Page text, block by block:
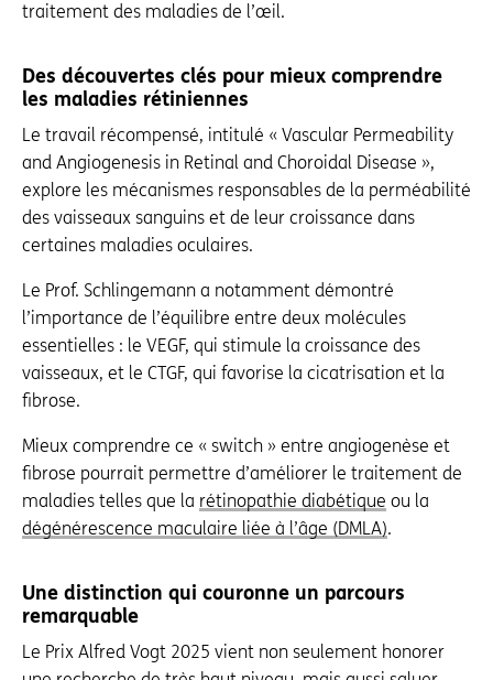
traitement des maladies de l’œil.
Des découvertes clés pour mieux comprendre
les maladies rétiniennes
Le travail récompensé, intitulé « Vascular Permeability
and Angiogenesis in Retinal and Choroidal Disease »,
explore les mécanismes responsables de la perméabilité
des vaisseaux sanguins et de leur croissance dans
certaines maladies oculaires.
Le Prof. Schlingemann a notamment démontré
l’importance de l’équilibre entre deux molécules
essentielles : le VEGF, qui stimule la croissance des
vaisseaux, et le CTGF, qui favorise la cicatrisation et la
fibrose.
Mieux comprendre ce « switch » entre angiogenèse et
fibrose pourrait permettre d’améliorer le traitement de
maladies telles que la rétinopathie diabétique ou la
dégénérescence maculaire liée à l’âge (DMLA).
Une distinction qui couronne un parcours
remarquable
Le Prix Alfred Vogt 2025 vient non seulement honorer